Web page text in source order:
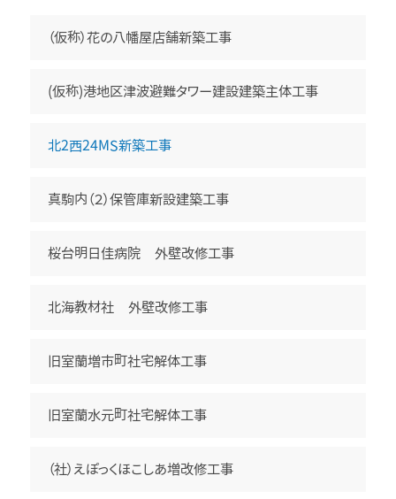
（仮称）花の八幡屋店舗新築工事
(仮称)港地区津波避難タワー建設建築主体工事
北2西24MS新築工事
真駒内（２）保管庫新設建築工事
桜台明日佳病院 外壁改修工事
北海教材社 外壁改修工事
旧室蘭増市町社宅解体工事
旧室蘭水元町社宅解体工事
（社）えぽっくほこしあ増改修工事
花の八幡屋 事務所・住宅新築工事 外観
北2西24MS 新築工事